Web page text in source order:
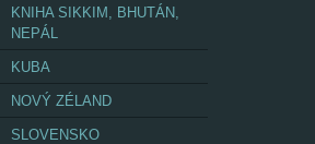
KNIHA SIKKIM, BHUTÁN,
NEPÁL
KUBA
NOVÝ ZÉLAND
SLOVENSKO